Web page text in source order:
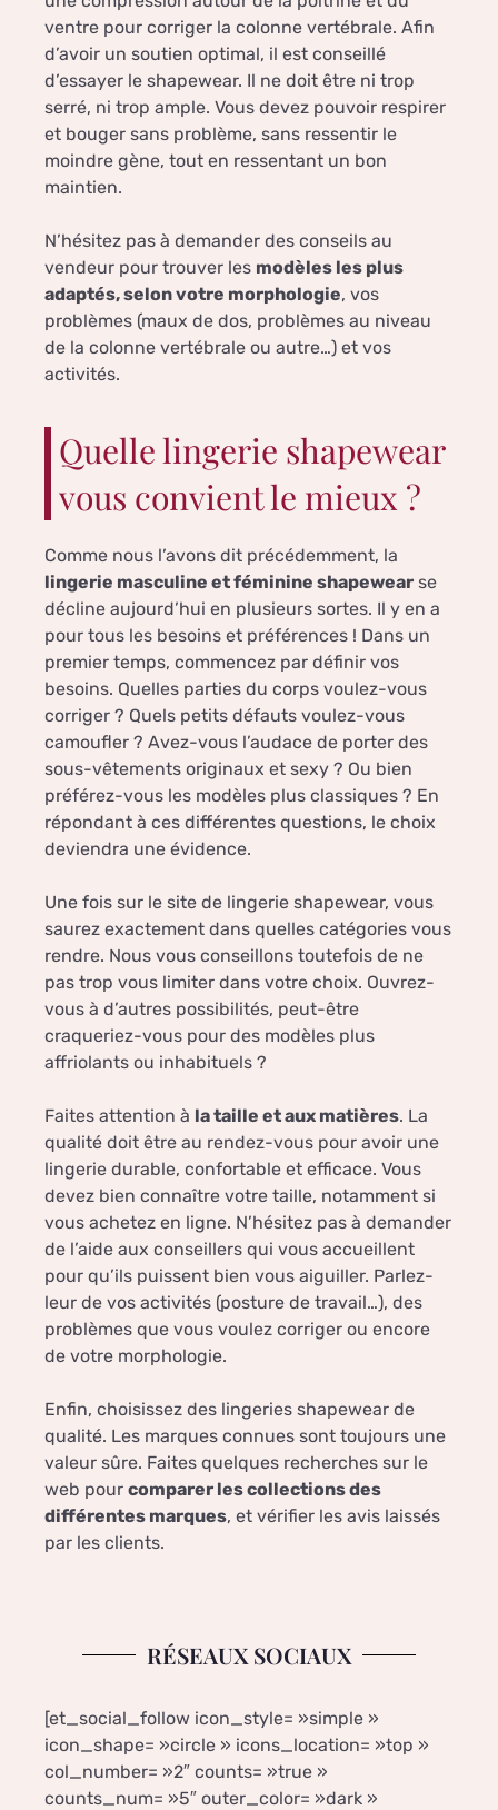
ventre pour corriger la colonne vertébrale. Afin
d’avoir un soutien optimal, il est conseillé
d’essayer le shapewear. Il ne doit être ni trop
serré, ni trop ample. Vous devez pouvoir respirer
et bouger sans problème, sans ressentir le
moindre gène, tout en ressentant un bon
maintien.
N’hésitez pas à demander des conseils au
vendeur pour trouver les modèles les plus
adaptés, selon votre morphologie, vos
problèmes (maux de dos, problèmes au niveau
de la colonne vertébrale ou autre…) et vos
activités.
Quelle lingerie shapewear
vous convient le mieux ?
Comme nous l’avons dit précédemment, la
lingerie masculine et féminine shapewear se
décline aujourd’hui en plusieurs sortes. Il y en a
pour tous les besoins et préférences ! Dans un
premier temps, commencez par définir vos
besoins. Quelles parties du corps voulez-vous
corriger ? Quels petits défauts voulez-vous
camoufler ? Avez-vous l’audace de porter des
sous-vêtements originaux et sexy ? Ou bien
préférez-vous les modèles plus classiques ? En
répondant à ces différentes questions, le choix
deviendra une évidence.
Une fois sur le site de lingerie shapewear, vous
saurez exactement dans quelles catégories vous
rendre. Nous vous conseillons toutefois de ne
pas trop vous limiter dans votre choix. Ouvrez-
vous à d’autres possibilités, peut-être
craqueriez-vous pour des modèles plus
affriolants ou inhabituels ?
Faites attention à la taille et aux matières. La
qualité doit être au rendez-vous pour avoir une
lingerie durable, confortable et efficace. Vous
devez bien connaître votre taille, notamment si
vous achetez en ligne. N’hésitez pas à demander
de l’aide aux conseillers qui vous accueillent
pour qu’ils puissent bien vous aiguiller. Parlez-
leur de vos activités (posture de travail…), des
problèmes que vous voulez corriger ou encore
de votre morphologie.
Enfin, choisissez des lingeries shapewear de
qualité. Les marques connues sont toujours une
valeur sûre. Faites quelques recherches sur le
web pour comparer les collections des
différentes marques, et vérifier les avis laissés
par les clients.
RÉSEAUX SOCIAUX
[et_social_follow icon_style= »simple »
icon_shape= »circle » icons_location= »top »
col_number= »2″ counts= »true »
counts_num= »5″ outer_color= »dark »